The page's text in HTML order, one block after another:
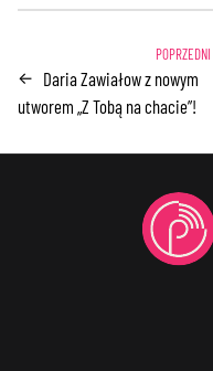
← Daria Zawiałow z nowym
utworem „Z Tobą na chacie”!